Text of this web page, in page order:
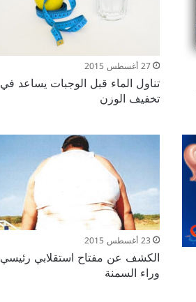
27 أغسطس 2015
تناول الماء قبل الوجبات يساعد في
تخفيف الوزن
23 أغسطس 2015
الكشف عن مفتاح استقلابي رئيسي
وراء السمنة